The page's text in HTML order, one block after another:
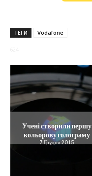
ТЕГИ Vodafone
Учені створили першу
кольорову голограму
7 Грудня 2015